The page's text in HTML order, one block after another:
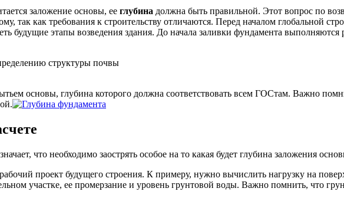
заложение основы, ее глубина должна быть правильной. Этот вопрос по
так как требования к строительству отличаются. Перед началом глобальной
будущие этапы возведения здания. До начала заливки фундамента выполняются
структуры почвы
основы, глубина которого должна соответствовать всем ГОСтам. Важно
что необходимо заострять особое на то какая будет глубина заложения
проект будущего строения. К примеру, нужно вычислить нагрузку на
участке, ее промерзание и уровень грунтовой воды. Важно помнить, что